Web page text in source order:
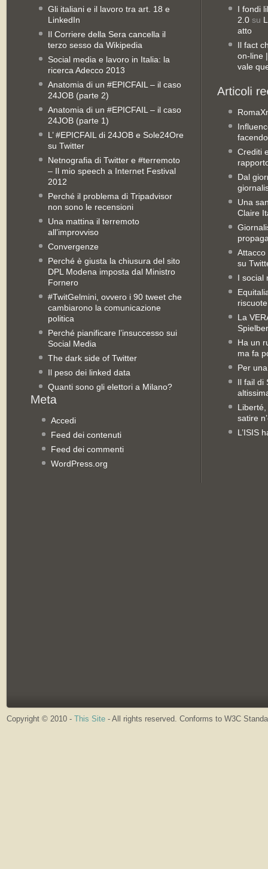
Gli italiani e il lavoro tra art. 18 e
LinkedIn
Il Corriere della Sera cancella il
terzo sesso da Wikipedia
Social media e lavoro in Italia: la
ricerca Adecco 2013
Anatomia di un #EPICFAIL – il caso
24JOB (parte 2)
Anatomia di un #EPICFAIL – il caso
24JOB (parte 1)
L’ #EPICFAIL di 24JOB e Sole24Ore
su Twitter
Netnografia di Twitter e #terremoto
– Il mio speech a Internet Festival
2012
Perché il problema di Tripadvisor
non sono le recensioni
Una mattina il terremoto
all’improvviso
Convergenze
Perché è giusta la chiusura del sito
DPL Modena imposta dal Ministro
Fornero
#TwitGelmini, ovvero i 90 tweet che
cambiarono la comunicazione
politica
Perché pianificare l’insuccesso sui
Social Media
The dark side of Twitter
Il peso dei linked data
Quanti sono gli elettori a Milano?
Accedi
Feed dei contenuti
Feed dei commenti
WordPress.org
I fondi
2.0 su
atto
Il fact
on-line
vale
Crediti
Dal
Una
Claire
Attacco
su
I social
La
Ha un
ma fa
Per
Il fail di
satire
L’ISIS
Copyright © 2010 - This Site - All rights reserved. Conforms to W3C